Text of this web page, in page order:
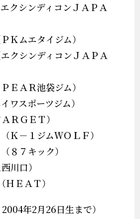
クシンディコンＪＡＰＡ
Ｋムエタイジム）
クシンディコンＪＡＰＡ
ＥＡＲ池袋ジム）
スポーツジム）
ＲＧＥＴ）
Ｋ－１ジムＷＯＬＦ）
８７キック）
川口）
ＥＡＴ）
年2月26日生まで）